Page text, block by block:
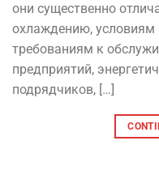
они существенно
охлаждению, условиям
требованиям к
предприятий,
подрядчиков, […]